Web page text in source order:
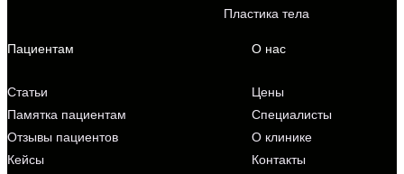
Пластика тела
Статьи
Памятка пациентам
Отзывы пациентов
Кейсы
Цены
Специалисты
О клинике
Контакты